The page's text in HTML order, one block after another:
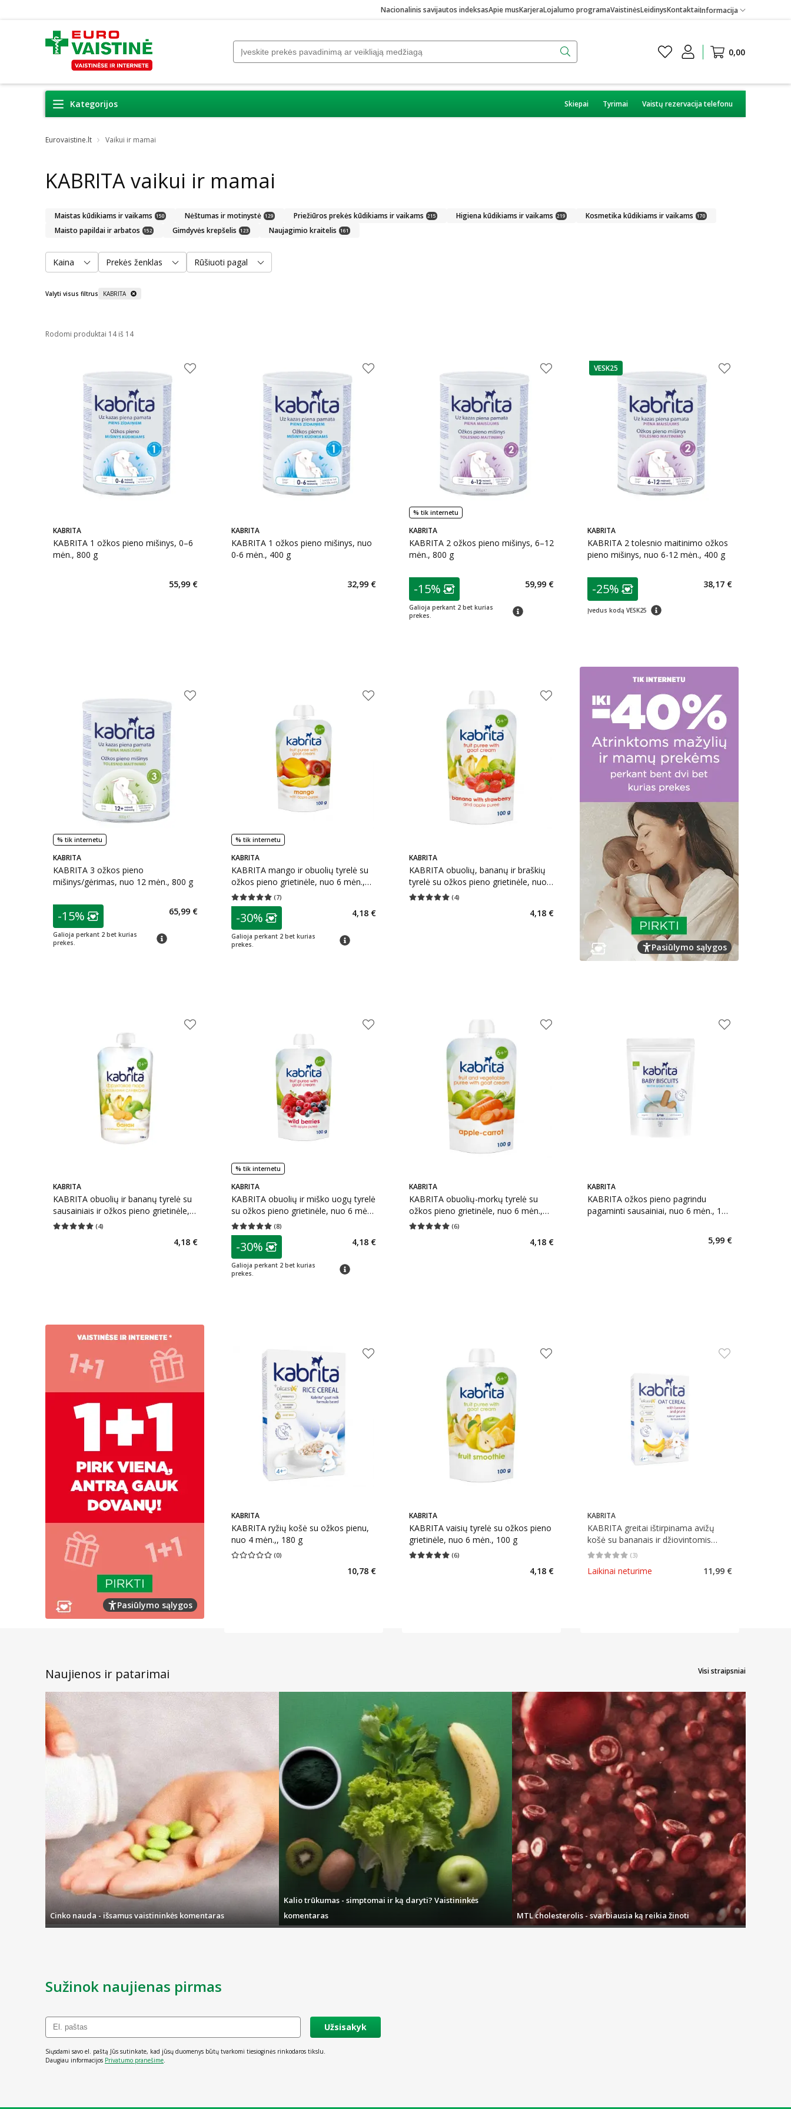
Nacionalinis savijautos indeksasApie musKarjeraLojalumo programaVaistinėsLeidinysKontaktaiInformacija
0,00
Kategorijos Skiepai Tyrimai Vaistų rezervacija telefonu
Eurovaistine.lt Vaikui ir mamai
KABRITA vaikui ir mamai
Maistas kūdikiams ir vaikams 150 Nėštumas ir motinystė 129 Priežiūros prekės kūdikiams ir vaikams 215 Higiena kūdikiams ir vaikams 219 Kosmetika kūdikiams ir vaikams 170
Maisto papildai ir arbatos 152 Gimdyvės krepšelis 123 Naujagimio kraitelis 161
Kaina Prekės ženklas Rūšiuoti pagal
Valyti visus filtrus KABRITA
Rodomi produktai 14 iš 14
KABRITA
KABRITA 1 ožkos pieno mišinys, 0–6
mėn., 800 g
55,99 €
KABRITA
KABRITA 1 ožkos pieno mišinys, nuo
0-6 mėn., 400 g
32,99 €
% tik internetu
KABRITA
KABRITA 2 ožkos pieno mišinys, 6–12
mėn., 800 g
patarimas
Lojalumo klubo narių nuolaida:
-15%
Galioja perkant 2 bet kurias
prekes.
patarimas
59,99 €
patarimas
VESK25
KABRITA
KABRITA 2 tolesnio maitinimo ožkos
pieno mišinys, nuo 6-12 mėn., 400 g
patarimas
Lojalumo klubo narių nuolaida
-25%
Įvedus kodą VESK25 patarimas
38,17 €
% tik internetu
KABRITA
KABRITA 3 ožkos pieno
mišinys/gėrimas, nuo 12 mėn., 800 g
patarimas
Lojalumo klubo narių nuolaida:
-15%
Galioja perkant 2 bet kurias
prekes.
patarimas
65,99 €
% tik internetu
KABRITA
KABRITA mango ir obuolių tyrelė su
ožkos pieno grietinėle, nuo 6 mėn.,
100 g
(7)
Vidutinis įvertinimas 5.00
patarimas
Lojalumo klubo narių nuolaida
-30%
Galioja perkant 2 bet kurias
prekes.
patarimas
4,18 €
KABRITA
KABRITA obuolių, bananų ir braškių
tyrelė su ožkos pieno grietinėle, nuo 6
mėn., 100 g(4)
Vidutinis įvertinimas 5.00
4,18 €
Pasiūlymo sąlygos
KABRITA
KABRITA obuolių ir bananų tyrelė su
sausainiais ir ožkos pieno grietinėle,
nuo 8 mėn.,, 100 g
(4)
Vidutinis įvertinimas 5.00
4,18 €
% tik internetu
KABRITA
KABRITA obuolių ir miško uogų tyrelė
su ožkos pieno grietinėle, nuo 6 mėn.,
100 g
(8)
Vidutinis įvertinimas 5.00
patarimas
Lojalumo klubo narių nuolaida
-30%
Galioja perkant 2 bet kurias
prekes.
patarimas
4,18 €
KABRITA
KABRITA obuolių-morkų tyrelė su
ožkos pieno grietinėle, nuo 6 mėn.,
100 g
(6)
Vidutinis įvertinimas 5.00
4,18 €
KABRITA
KABRITA ožkos pieno pagrindu
pagaminti sausainiai, nuo 6 mėn., 115
5,99 €
Pasiūlymo sąlygos
KABRITA
KABRITA ryžių košė su ožkos pienu,
nuo 4 mėn.,, 180 g
(0)
Vidutinis įvertinimas 0.00
10,78 €
KABRITA
KABRITA vaisių tyrelė su ožkos pieno
grietinėle, nuo 6 mėn., 100 g
(6)
Vidutinis įvertinimas 5.00
4,18 €
KABRITA
KABRITA greitai ištirpinama avižų
košė su bananais ir džiovintomis
slyvomis, nuo 6 mėn., 180 g
(3)
Vidutinis įvertinimas 5.00
Laikinai neturime 11,99 €
Naujienos ir patarimai Visi straipsniai
Cinko nauda - išsamus vaistininkės komentaras
Kalio trūkumas - simptomai ir ką daryti? Vaistininkės
komentaras
MTL cholesterolis - svarbiausia ką reikia žinoti
Sužinok naujienas pirmas
Užsisakyk
Siųsdami savo el. paštą Jūs sutinkate, kad jūsų duomenys būtų tvarkomi tiesioginės rinkodaros tikslu.
Daugiau informacijos Privatumo pranešime